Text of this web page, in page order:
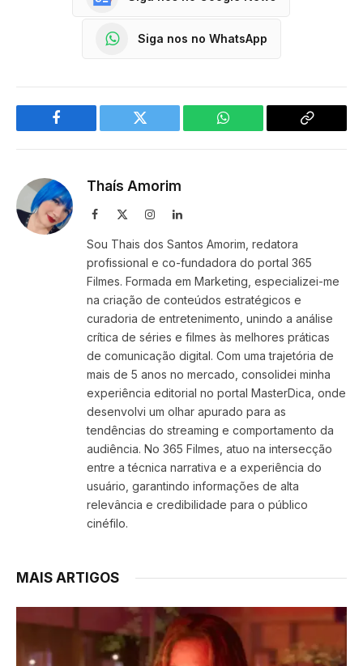
Siga nos no WhatsApp
Facebook Twitter WhatsApp
Copy
Thaís Amorim
Facebook InstagramLinkedIn
Sou Thais dos Santos Amorim, redatora
profissional e co-fundadora do portal 365
Filmes. Formada em Marketing, especializei-me
na criação de conteúdos estratégicos e
curadoria de entretenimento, unindo a análise
crítica de séries e filmes às melhores práticas
de comunicação digital. Com uma trajetória de
mais de 5 anos no mercado, consolidei minha
experiência editorial no portal MasterDica, onde
desenvolvi um olhar apurado para as
tendências do streaming e comportamento da
audiência. No 365 Filmes, atuo na intersecção
entre a técnica narrativa e a experiência do
usuário, garantindo informações de alta
relevância e credibilidade para o público
cinéfilo.
MAIS ARTIGOS